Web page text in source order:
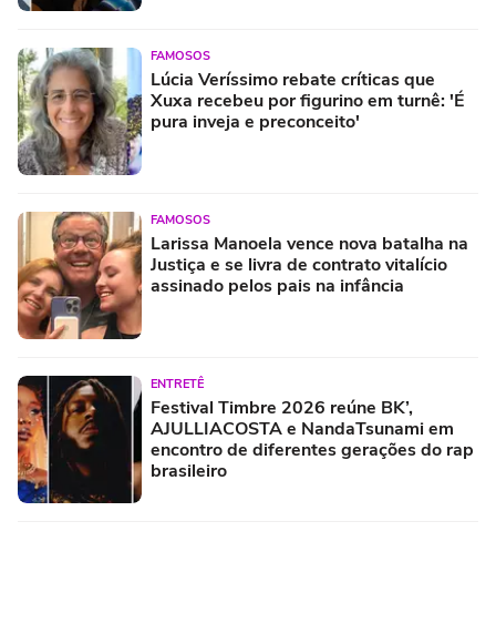
FAMOSOS
Lúcia Veríssimo rebate críticas que
Xuxa recebeu por figurino em turnê: 'É
pura inveja e preconceito'
FAMOSOS
Larissa Manoela vence nova batalha na
Justiça e se livra de contrato vitalício
assinado pelos pais na infância
ENTRETÊ
Festival Timbre 2026 reúne BK’,
AJULLIACOSTA e NandaTsunami em
encontro de diferentes gerações do rap
brasileiro